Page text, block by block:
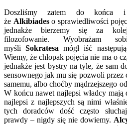
Doszliśmy zatem do końca
że Alkibiadeso sprawiedliwości
jednakże bierzemy się za
filozofowanie. Wyobrażam
myśliSokratesamógł iść
Wiemy, że chłopak pojęcia nie ma o
jednakże jest bystry na tyle, że sam
sensownego jak mu się pozwoli przez
samemu, albo choćby mądrzejszego
W końcu nawet najlepsi władcy mają
najlepsi z najlepszych są nimi
tych doradców dość często
prawdy – nigdy się nie dowiemy.